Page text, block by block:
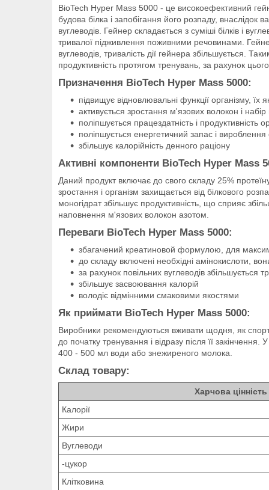
BioTech Hyper Mass 5000 - це високоефективний
будова білка і запобігання його розпаду, внаслідок
вуглеводів. Гейнер складається з суміші білків і
тривалої підживлення поживними речовинами.
вуглеводів, тривалість дії гейнера збільшується.
продуктивність протягом тренувань, за рахунок
Призначення BioTech Hyper Mass 5000:
підвищує відновлювальні функції організму, їх
активується зростання м'язових волокон і набір
поліпшується працездатність і продуктивність
поліпшується енергетичний запас і
збільшує калорійність денного раціону
Активні компоненти BioTech Hyper Mass
Даний продукт включає до свого складу 25%
зростання і організм захищається від білкового
моногідрат збільшує продуктивність, що сприяє
наповнення м'язових волокон азотом.
Переваги BioTech Hyper Mass 5000:
збагачений креатиновой формулою, для
до складу включені необхідні амінокислоти,
за рахунок повільних вуглеводів збільшується
збільшує засвоювання калорій
володіє відмінними смаковими якостями
Як приймати BioTech Hyper Mass 5000:
Виробники рекомендуються вживати щодня, як
до початку тренування і відразу після її
400 - 500 мл води або знежиреного молока.
Склад товару:
Харчова цінність
Калорії
Жири
Вуглеводи
-цукор
Клітковина